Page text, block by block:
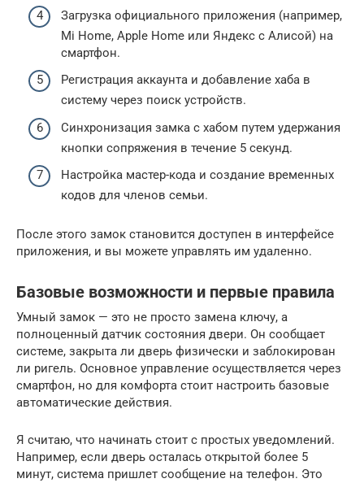
Загрузка официального приложения (например,
Mi Home, Apple Home или Яндекс с Алисой) на
смартфон.
Регистрация аккаунта и добавление хаба в
систему через поиск устройств.
Синхронизация замка с хабом путем удержания
кнопки сопряжения в течение 5 секунд.
Настройка мастер-кода и создание временных
кодов для членов семьи.
После этого замок становится доступен в интерфейсе
приложения, и вы можете управлять им удаленно.
Базовые возможности и первые правила
Умный замок — это не просто замена ключу, а
полноценный датчик состояния двери. Он сообщает
системе, закрыта ли дверь физически и заблокирован
ли ригель. Основное управление осуществляется через
смартфон, но для комфорта стоит настроить базовые
автоматические действия.
Я считаю, что начинать стоит с простых уведомлений.
Например, если дверь осталась открытой более 5
минут, система пришлет сообщение на телефон. Это